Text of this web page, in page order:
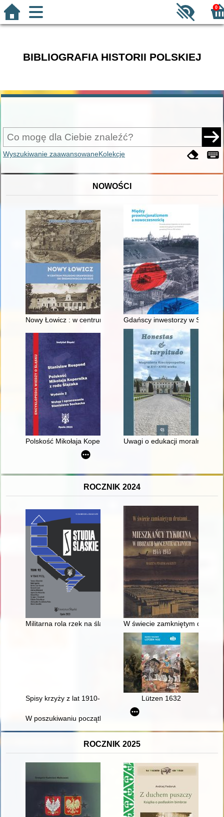
0
BIBLIOGRAFIA HISTORII POLSKIEJ
Wyszukiwanie zaawansowaneKolekcje
NOWOŚCI
Nowy Łowicz : w centrum poligonu drawskiego od
Gdańscy inwestorzy w
Polskość Mikołaja Kopernika z rodu ŚlązakaUwagi o edukacji moralnej
ROCZNIK 2024
Militarna rola rzek na śląskim obszarze działań wojennych :
W świecie zamkniętym
Spisy krzyży z lat 1910-1913 jako źródła do badań nad
Lützen 1632
W poszukiwaniu początków : historia wspólnoty parafialnej w
ROCZNIK 2025